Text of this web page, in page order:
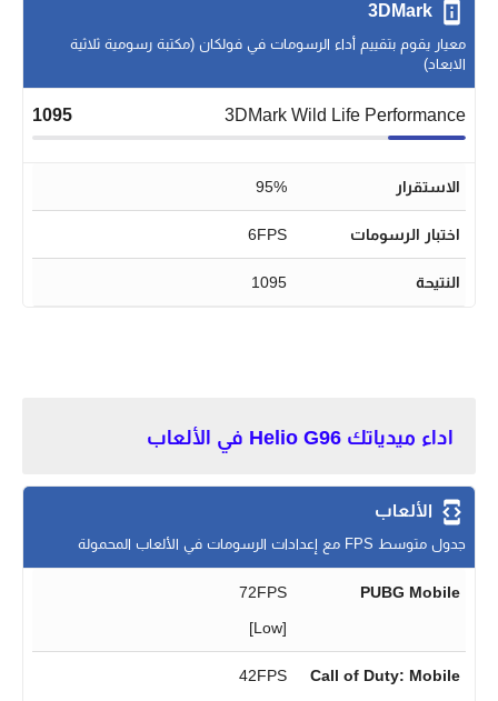
3DMark
معيار يقوم بتقييم أداء الرسومات في فولكان (مكتبة رسومية ثلاثية
الابعاد)
3DMark Wild Life Performance
1095
الاستقرار 95%
اختبار الرسومات 6FPS
النتيحة 1095
اداء ميدياتك Helio G96 في الألعاب
الألعاب
جدول متوسط FPS مع إعدادات الرسومات في الألعاب المحمولة
PUBG Mobile
72FPS
[Low]
Call of Duty: Mobile
42FPS